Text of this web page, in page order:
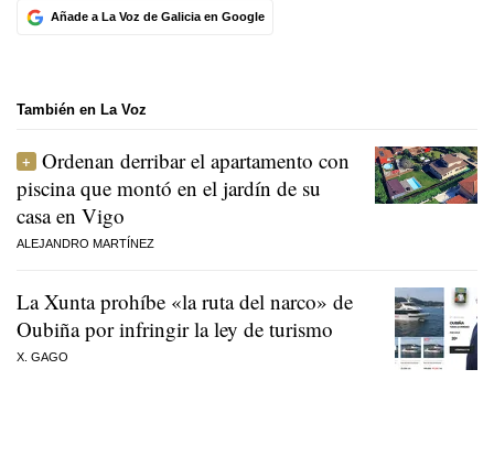
Añade a La Voz de Galicia en Google
También en La Voz
Ordenan derribar el apartamento con
piscina que montó en el jardín de su
casa en Vigo
ALEJANDRO MARTÍNEZ
La Xunta prohíbe «la ruta del narco» de
Oubiña por infringir la ley de turismo
X. GAGO